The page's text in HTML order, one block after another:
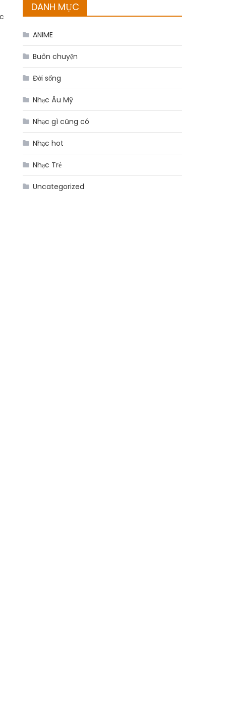
DANH MỤC
ANIME
Buôn chuyện
Đời sống
Nhạc Âu Mỹ
Nhạc gì cũng có
Nhạc hot
Nhạc Trẻ
Uncategorized